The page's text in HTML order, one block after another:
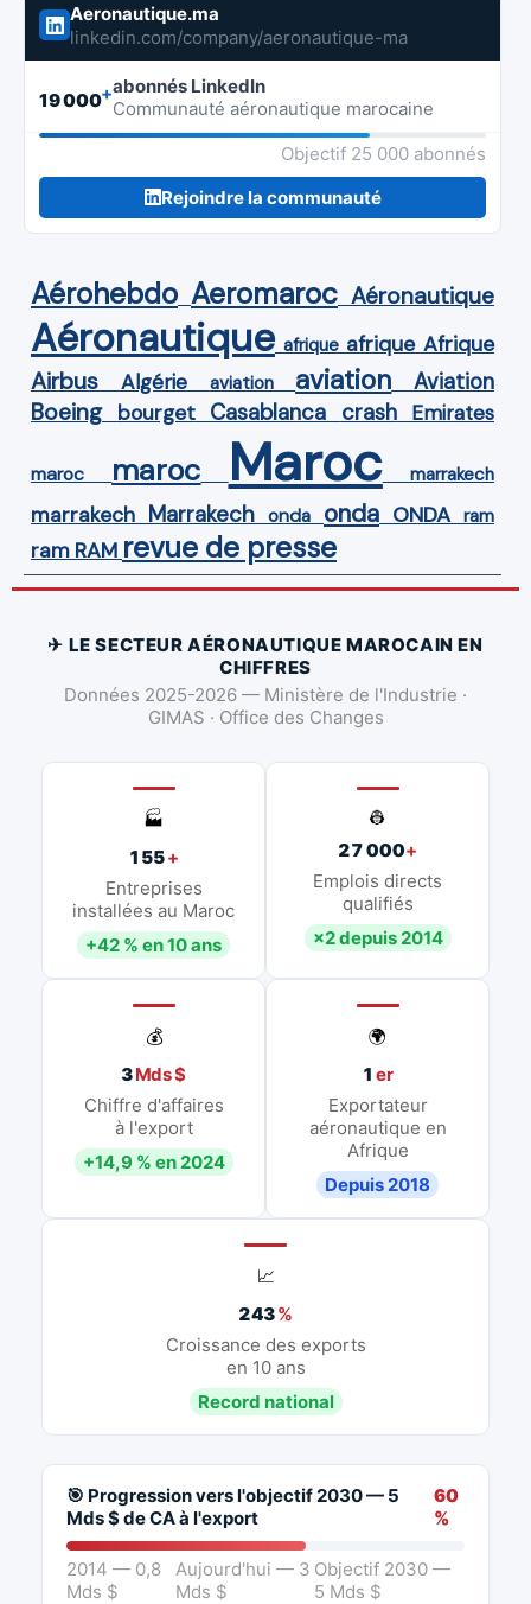
Aeronautique.ma
linkedin.com/company/aeronautique-ma
19 000+abonnés LinkedIn
Communauté aéronautique marocaine
Objectif 25 000 abonnés
Rejoindre la communauté
Aérohebdo Aeromaroc Aéronautique
Aéronautique afrique afrique Afrique
Airbus Algérie aviation aviation Aviation
Boeing bourget Casablanca crash Emirates
maroc maroc Maroc marrakech
marrakech Marrakech onda onda ONDA ram
ram RAM revue de presse
✈ LE SECTEUR AÉRONAUTIQUE MAROCAIN EN
CHIFFRES
Données 2025-2026 — Ministère de l'Industrie ·
GIMAS · Office des Changes
🏭
155+
Entreprises
installées au Maroc
+42 % en 10 ans
👷
27 000+
Emplois directs
qualifiés
×2 depuis 2014
💰
3Mds $
Chiffre d'affaires
à l'export
+14,9 % en 2024
🌍
1 er
Exportateur
aéronautique en
Afrique
Depuis 2018
📈
243%
Croissance des exports
en 10 ans
Record national
🎯 Progression vers l'objectif 2030 — 5
Mds $ de CA à l'export
60
%
2014 — 0,8
Mds $
Aujourd'hui — 3
Mds $
Objectif 2030 —
5 Mds $